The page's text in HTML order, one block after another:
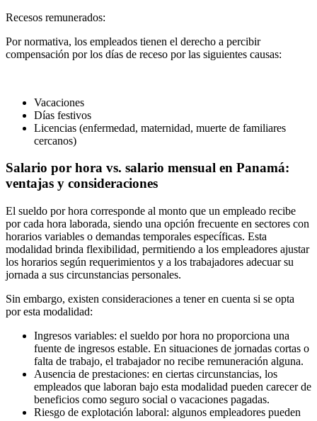
Recesos remunerados:
Por normativa, los empleados tienen el derecho a percibir
compensación por los días de receso por las siguientes causas:
Vacaciones
Días festivos
Licencias (enfermedad, maternidad, muerte de familiares
cercanos)
Salario por hora vs. salario mensual en Panamá:
ventajas y consideraciones
El sueldo por hora corresponde al monto que un empleado recibe
por cada hora laborada, siendo una opción frecuente en sectores con
horarios variables o demandas temporales específicas. Esta
modalidad brinda flexibilidad, permitiendo a los empleadores ajustar
los horarios según requerimientos y a los trabajadores adecuar su
jornada a sus circunstancias personales.
Sin embargo, existen consideraciones a tener en cuenta si se opta
por esta modalidad:
Ingresos variables: el sueldo por hora no proporciona una
fuente de ingresos estable. En situaciones de jornadas cortas o
falta de trabajo, el trabajador no recibe remuneración alguna.
Ausencia de prestaciones: en ciertas circunstancias, los
empleados que laboran bajo esta modalidad pueden carecer de
beneficios como seguro social o vacaciones pagadas.
Riesgo de explotación laboral: algunos empleadores pueden